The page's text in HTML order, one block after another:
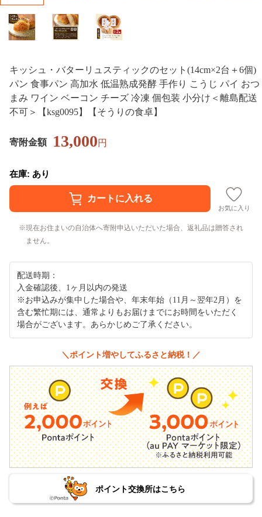
キッシュ・バターリュスティックのセット(14cm×2台＋6個)
パン 食事パン 高加水 低温熟成発酵 手作り こうじ パイ おつ
まみ ワイン ベーコン チーズ 冷凍 個包装 小分け＜離島配送
不可＞【ksg0095】【そうりの食卓】
寄附金額 13,000円
在庫: あり
お気に入り
現在お住まいの自治体へ寄附申込いただいた場合、返礼品は贈答され
ません。
配送時期：
入金確認後、1ヶ月以内の発送
※お申込みが集中した場合や、年末年始（11月～翌年2月）を
含む繁忙期には、通常よりもお届けまでにお時間をいただく
場合がございます。あらかじめご了承ください。
＼ポイント増やしてふるさと納税！／
ポイント交換所はこちら